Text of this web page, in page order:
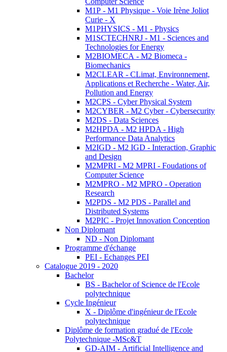
M1P - M1 Physique - Voie Irène Joliot
Curie - X
M1PHYSICS - M1 - Physics
M1SCTECHNRJ - M1 - Sciences and
Technologies for Energy
M2BIOMECA - M2 Biomeca -
Biomechanics
M2CLEAR - CLimat, Environnement,
Applications et Recherche - Water, Air,
Pollution and Energy
M2CPS - Cyber Physical System
M2CYBER - M2 Cyber - Cybersecurity
M2DS - Data Sciences
M2HPDA - M2 HPDA - High
Performance Data Analytics
M2IGD - M2 IGD - Interaction, Graphic
and Design
M2MPRI - M2 MPRI - Foudations of
Computer Science
M2MPRO - M2 MPRO - Operation
Research
M2PDS - M2 PDS - Parallel and
Distributed Systems
M2PIC - Projet Innovation Conception
Non Diplomant
ND - Non Diplomant
Programme d'échange
PEI - Echanges PEI
Catalogue 2019 - 2020
Bachelor
BS - Bachelor of Science de l'Ecole
polytechnique
Cycle Ingénieur
X - Diplôme d'ingénieur de l'Ecole
polytechnique
Diplôme de formation gradué de l'Ecole
Polytechnique -MSc&T
GD-AIM - Artificial Intelligence and